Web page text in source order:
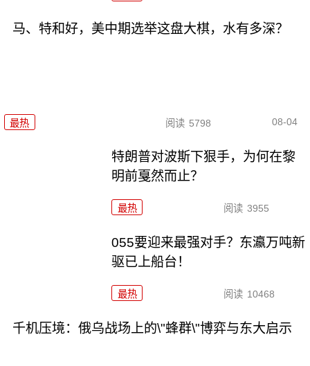
马、特和好，美中期选举这盘大棋，水有多深？
最热 阅读 5798 08-04
特朗普对波斯下狠手，为何在黎
明前戛然而止？
最热 阅读 3955
055要迎来最强对手？东瀛万吨新
驱已上船台！
最热 阅读 10468
千机压境：俄乌战场上的\"蜂群\"博弈与东大启示